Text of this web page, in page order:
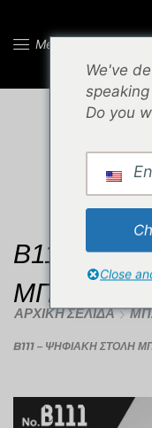
Menu
B111 –
ΜΠΑΣΚΕΤ
ΑΡΧΙΚΉ ΣΕΛΊΔΑ
B111 – ΨΗΦΙΑΚΗ ΣΤΟΛΗ
We've
Do you
Close